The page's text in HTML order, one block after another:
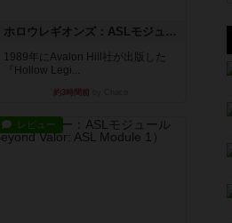
ホロウレギオンズ：ASLモジュール7
1989年にAvalon Hill社が出版した
『Hollow Legi...
約3時間前
レビュー